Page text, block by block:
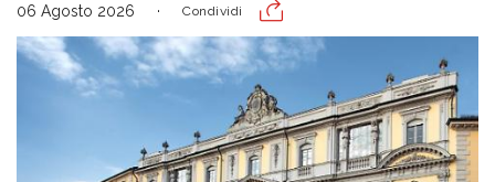
06 Agosto 2026 Condividi